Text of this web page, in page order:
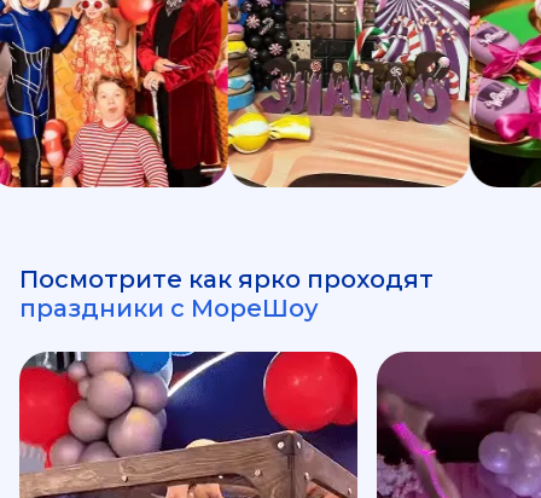
Посмотрите как ярко проходят
праздники с МореШоу